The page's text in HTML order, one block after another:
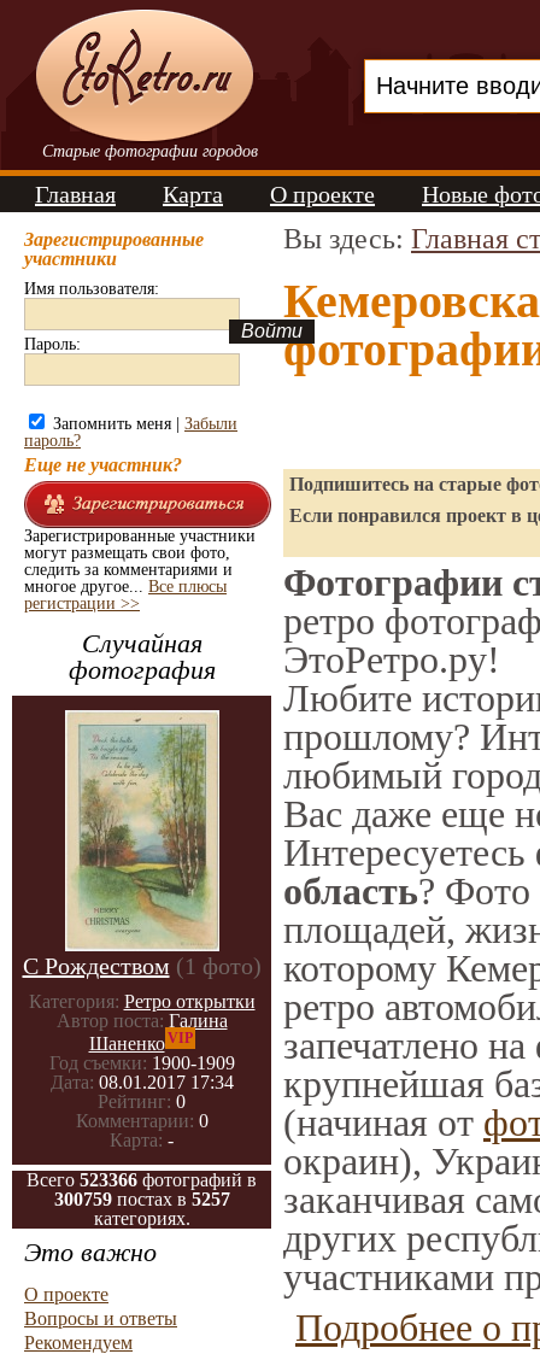
Старые фотографии городов
Главная Карта О проекте Новые
Зарегистрированные
участники
Имя пользователя:
Пароль:
Запомнить меня | Забыли
пароль?
Еще не участник?
Зарегистрированные участники
могут размещать свои фото,
следить за комментариями и
многое другое... Все плюсы
регистрации >>
Случайная
фотография
С Рождеством (1 фото)
Категория: Ретро открытки
Автор поста: Галина
ШаненкоVIP
Год съемки: 1900-1909
Дата: 08.01.2017 17:34
Рейтинг: 0
Комментарии: 0
Карта: -
Всего 523366 фотографий в
300759постах в 5257
категориях.
Это важно
О проекте
Вопросы и ответы
Рекомендуем
Вы здесь: Главная
Подпишитесь на старые
Если понравился проект в
Фотографии
ретро
ЭтоРетро.ру!
Любите
прошлому?
любимый город
Вас даже еще
Интересуетесь
область? Фото
площадей,
которому
ретро
запечатлено
крупнейшая
(начиная от
окраин),
заканчивая
других
участниками
Подробнее о